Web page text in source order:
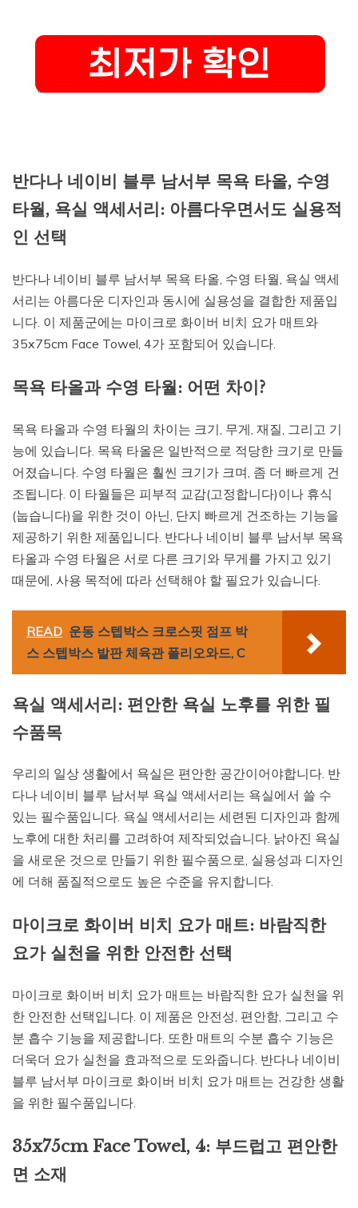
반다나 네이비 블루 남서부 목욕 타올, 수영
타월, 욕실 액세서리: 아름다우면서도 실용적
인 선택
반다나 네이비 블루 남서부 목욕 타올, 수영 타월, 욕실 액세
서리는 아름다운 디자인과 동시에 실용성을 결합한 제품입
니다. 이 제품군에는 마이크로 화이버 비치 요가 매트와
35x75cm Face Towel, 4가 포함되어 있습니다.
목욕 타올과 수영 타월: 어떤 차이?
목욕 타올과 수영 타월의 차이는 크기, 무게, 재질, 그리고 기
능에 있습니다. 목욕 타올은 일반적으로 적당한 크기로 만들
어졌습니다. 수영 타월은 훨씬 크기가 크며, 좀 더 빠르게 건
조됩니다. 이 타월들은 피부적 교감(고정합니다)이나 휴식
(눕습니다)을 위한 것이 아닌, 단지 빠르게 건조하는 기능을
제공하기 위한 제품입니다. 반다나 네이비 블루 남서부 목욕
타올과 수영 타월은 서로 다른 크기와 무게를 가지고 있기
때문에, 사용 목적에 따라 선택해야 할 필요가 있습니다.
READ 운동 스텝박스 크로스핏 점프 박
스 스텝박스 발판 체육관 폴리오와드, C
욕실 액세서리: 편안한 욕실 노후를 위한 필
수품목
우리의 일상 생활에서 욕실은 편안한 공간이어야합니다. 반
다나 네이비 블루 남서부 욕실 액세서리는 욕실에서 쓸 수
있는 필수품입니다. 욕실 액세서리는 세련된 디자인과 함께
노후에 대한 처리를 고려하여 제작되었습니다. 낡아진 욕실
을 새로운 것으로 만들기 위한 필수품으로, 실용성과 디자인
에 더해 품질적으로도 높은 수준을 유지합니다.
마이크로 화이버 비치 요가 매트: 바람직한
요가 실천을 위한 안전한 선택
마이크로 화이버 비치 요가 매트는 바람직한 요가 실천을 위
한 안전한 선택입니다. 이 제품은 안전성, 편안함, 그리고 수
분 흡수 기능을 제공합니다. 또한 매트의 수분 흡수 기능은
더욱더 요가 실천을 효과적으로 도와줍니다. 반다나 네이비
블루 남서부 마이크로 화이버 비치 요가 매트는 건강한 생활
을 위한 필수품입니다.
35x75cm Face Towel, 4: 부드럽고 편안한
면 소재